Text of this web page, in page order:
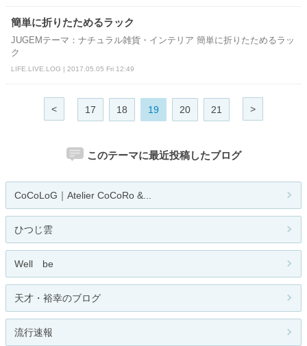
簡単に折りたためるラック
JUGEMテーマ：ナチュラル雑貨・インテリア 簡単に折りたためるラッ
ク
LIFE.LIVE.LOG | 2017.05.05 Fri 12:49
< 17 18 19 20 21 >
このテーマに最近投稿したブログ
CoCoLoG｜Atelier CoCoRo &...
ひつじ雲
Well be
天才・裕幸のブログ
流行速報